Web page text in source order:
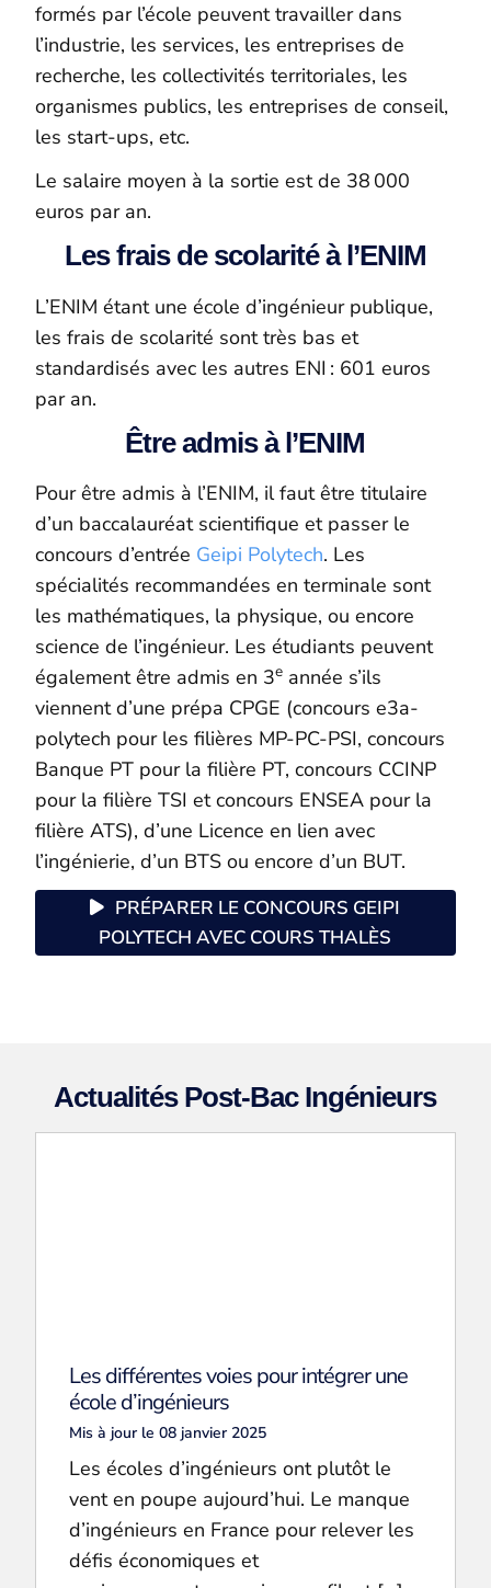
formés par l’école peuvent travailler dans
l’industrie, les services, les entreprises de
recherche, les collectivités territoriales, les
organismes publics, les entreprises de conseil,
les start-ups, etc.
Le salaire moyen à la sortie est de 38 000
euros par an.
Les frais de scolarité à l’ENIM
L’ENIM étant une école d’ingénieur publique,
les frais de scolarité sont très bas et
standardisés avec les autres ENI : 601 euros
par an.
Être admis à l’ENIM
Pour être admis à l’ENIM, il faut être titulaire
d’un baccalauréat scientifique et passer le
concours d’entrée Geipi Polytech. Les
spécialités recommandées en terminale sont
les mathématiques, la physique, ou encore
science de l’ingénieur. Les étudiants peuvent
également être admisen 3e année s’ils
viennent d’une prépa CPGE (concours e3a-
polytech pour les filières MP-PC-PSI, concours
Banque PT pour la filière PT, concours CCINP
pour la filière TSI et concours ENSEA pour la
filière ATS), d’une Licence en lien avec
l’ingénierie, d’un BTS ou encore d’un BUT.
PRÉPARER LE CONCOURS GEIPI
POLYTECH AVEC COURS THALÈS
Actualités Post-Bac Ingénieurs
Les différentes voies pour intégrer une
école d’ingénieurs
Mis à jour le 08 janvier 2025
Les écoles d’ingénieurs ont plutôt le
vent en poupe aujourd’hui. Le manque
d’ingénieurs en France pour relever les
défis économiques et